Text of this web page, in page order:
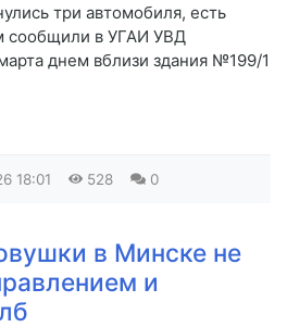
три автомобиля, есть
сообщили в УГАИ УВД
днем вблизи здания №199/1
18:01 528 0
в Минске не
и